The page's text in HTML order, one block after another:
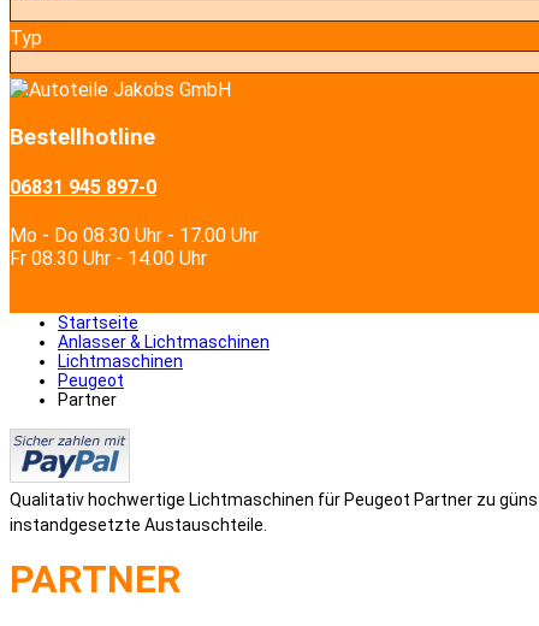
Typ
Bestellhotline
06831 945 897-0
Mo - Do 08.30 Uhr - 17.00 Uhr
Fr 08.30 Uhr - 14.00 Uhr
Startseite
Anlasser & Lichtmaschinen
Lichtmaschinen
Peugeot
Partner
Qualitativ hochwertige Lichtmaschinen für Peugeot Partner zu
instandgesetzte Austauschteile.
PARTNER